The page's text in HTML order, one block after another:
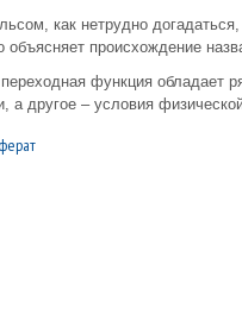
как нетрудно
происхождение
функция обладает
а другое – условия